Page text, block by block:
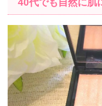
40代でも自然に肌